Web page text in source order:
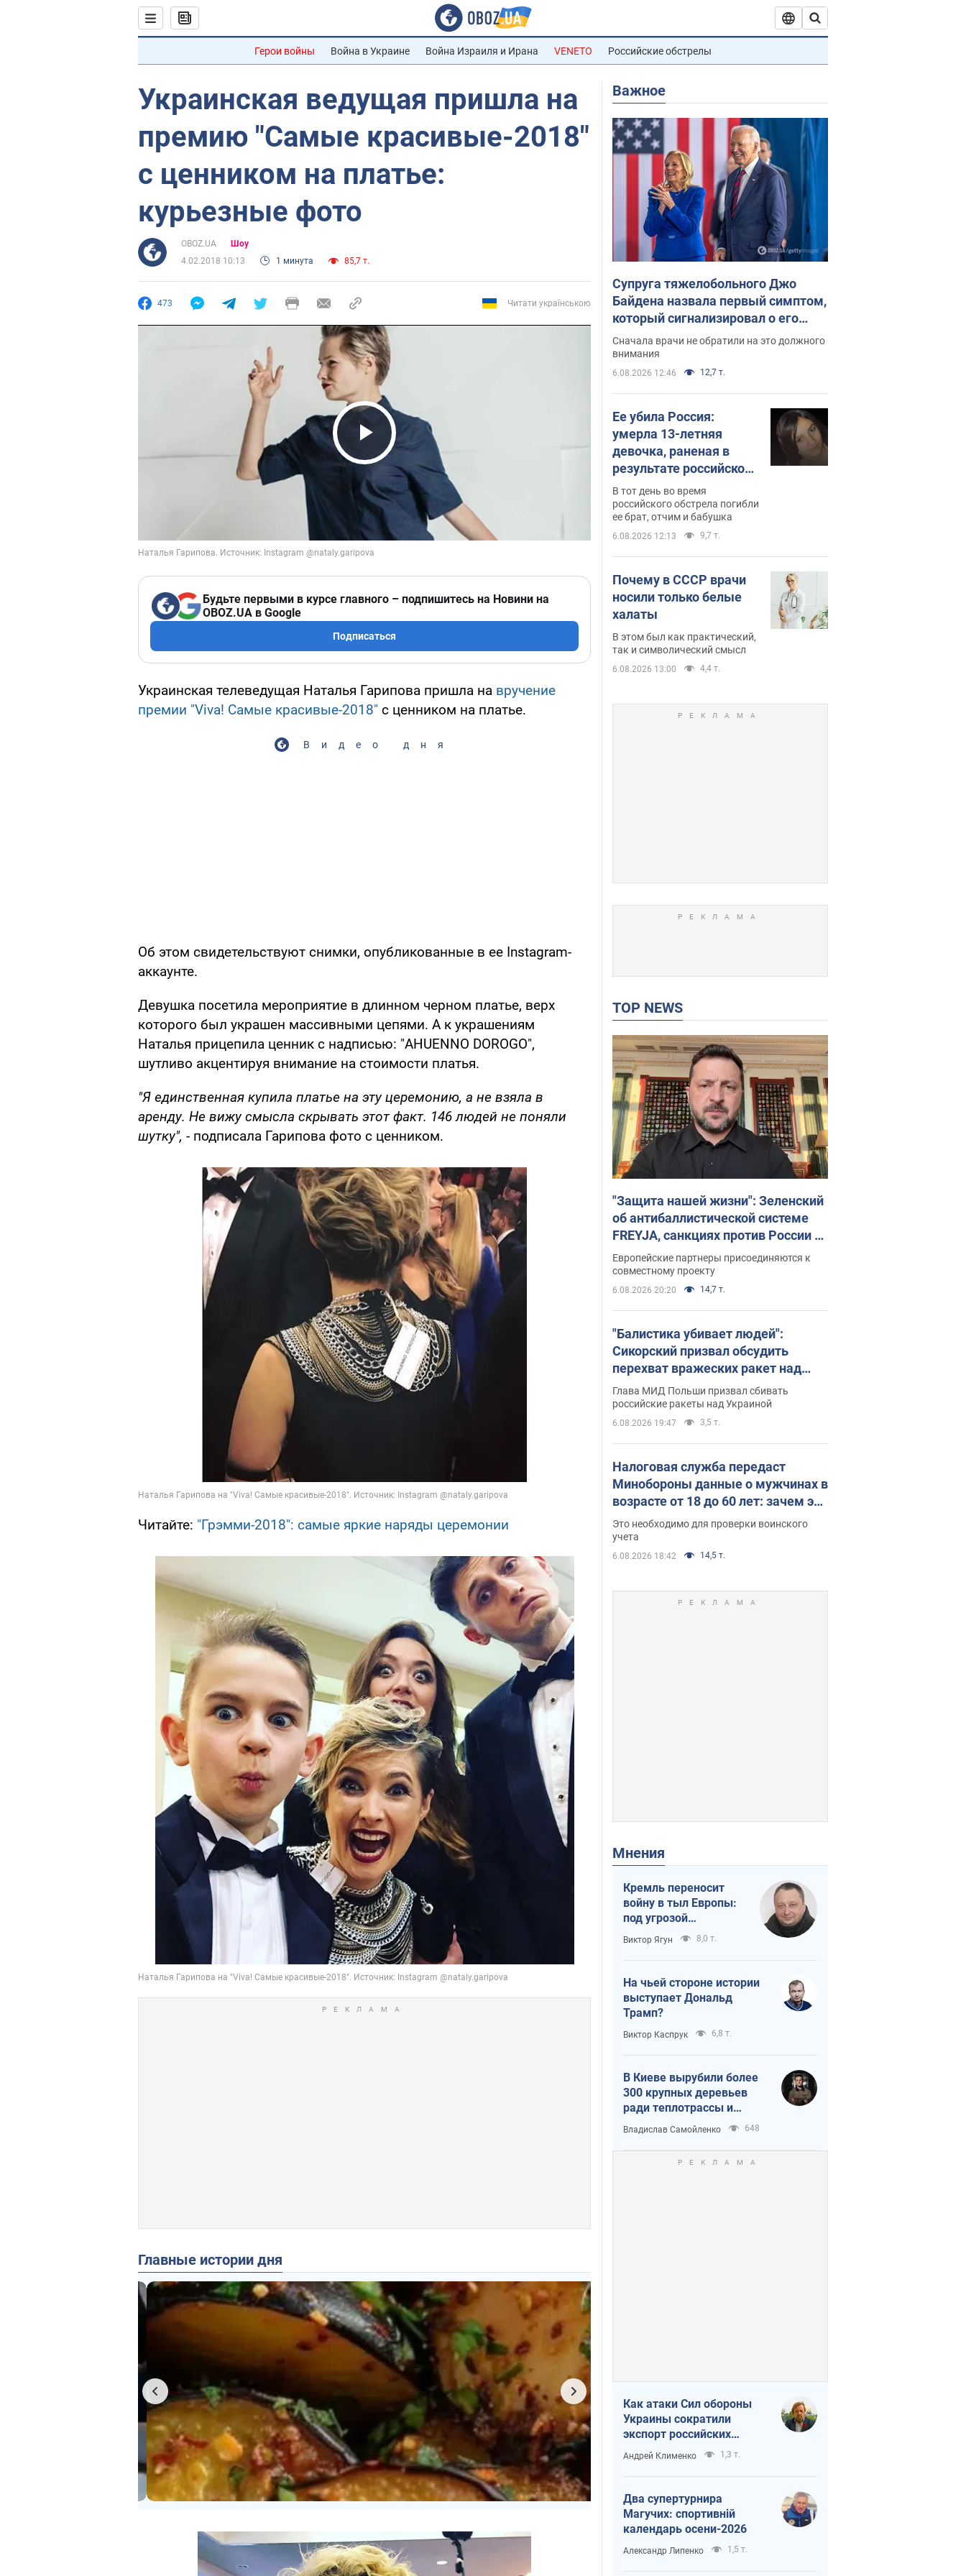
Герои войны Война в Украине Война Израиля и Ирана VENETO Российские обстрелы
Украинская ведущая пришла на
премию "Самые красивые-2018"
с ценником на платье:
курьезные фото
OBOZ.UA
Шоу
4.02.2018 10:13
1 минута 85,7 т.
473 Читати українською
Play Video
Будьте первыми в курсе главного – подпишитесь на Новини на
OBOZ.UA в Google
Подписаться
Украинская телеведущая Наталья Гарипова пришла на вручение
премии "Viva! Самые красивые-2018" с ценником на платье.
Видео дня
Об этом свидетельствуют снимки, опубликованные в ее Instagram-
аккаунте.
Девушка посетила мероприятие в длинном черном платье, верх
которого был украшен массивными цепями. А к украшениям
Наталья прицепила ценник с надписью: "AHUENNO DOROGO",
шутливо акцентируя внимание на стоимости платья.
"Я единственная купила платье на эту церемонию, а не взяла в
аренду. Не вижу смысла скрывать этот факт. 146 людей не поняли
шутку", - подписала Гарипова фото с ценником.
Читайте: "Грэмми-2018": самые яркие наряды церемонии
Главные истории дня
Важное
Супруга тяжелобольного Джо
Байдена назвала первый симптом,
который сигнализировал о его
"агрессивном" раке
Сначала врачи не обратили на это должного
внимания
6.08.2026 12:46 12,7 т.
Ее убила Россия:
умерла 13-летняя
девочка, раненая в
результате российской
атаки на Сумскую
область. Фото
В тот день во время
российского обстрела погибли
ее брат, отчим и бабушка
6.08.2026 12:13 9,7 т.
Почему в СССР врачи
носили только белые
халаты
В этом был как практический,
так и символический смысл
6.08.2026 13:00 4,4 т.
TOP NEWS
"Защита нашей жизни": Зеленский
об антибаллистической системе
FREYJA, санкциях против России и
поддержке аграриев. Видео
Европейские партнеры присоединяются к
совместному проекту
6.08.2026 20:20 14,7 т.
"Балистика убивает людей":
Сикорский призвал обсудить
перехват вражеских ракет над
Украиной
Глава МИД Польши призвал сбивать
российские ракеты над Украиной
6.08.2026 19:47 3,5 т.
Налоговая служба передаст
Минобороны данные о мужчинах в
возрасте от 18 до 60 лет: зачем это
нужно
Это необходимо для проверки воинского
учета
6.08.2026 18:42 14,5 т.
Мнения
Кремль переносит
войну в тыл Европы:
под угрозой
критическая
логистика
Виктор Ягун 8,0 т.
На чьей стороне истории
выступает Дональд
Трамп?
Виктор Каспрук 6,8 т.
В Киеве вырубили более
300 крупных деревьев
ради теплотрассы и
вопреки Генплану
Владислав Самойленко 648
Как атаки Сил обороны
Украины сократили
экспорт российских
нефтепродуктов
Андрей Клименко 1,3 т.
Два супертурнира
Магучих: спортивній
календарь осени-2026
Александр Липенко 1,5 т.